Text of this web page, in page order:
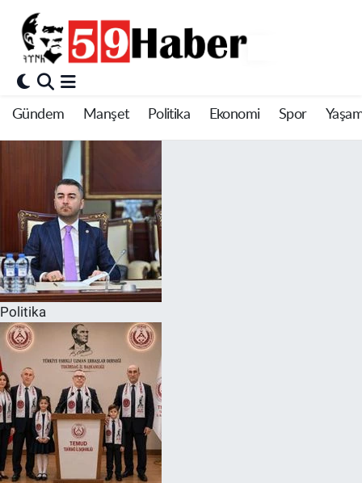
Gündem Manşet Politika Ekonomi Spor
Politika